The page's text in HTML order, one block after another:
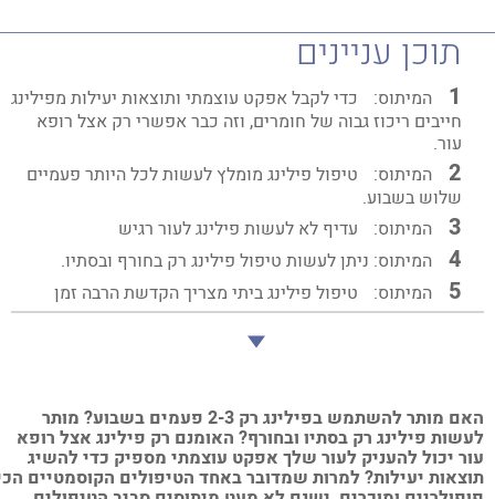
האם מותר להשתמש בפילינג רק 2-3 פעמים בשבוע? מותר
פילינג רק בסתיו ובחורף? האומנם רק פילינג אצל רופא
יכול להעניק לעור שלך אפקט עוצמתי מספיק כדי להשיג
יעילות? למרות שמדובר באחד הטיפולים הקוסמטיים הכי
תוכן עניינים
המיתוס: כדי לקבל אפקט עוצמתי ותוצאות יעילות מפילינג
חייבים ריכוז גבוה של חומרים, וזה כבר אפשרי רק אצל רופא
עור.
המיתוס: טיפול פילינג מומלץ לעשות לכל היותר פעמיים
שלוש בשבוע.
המיתוס: עדיף לא לעשות פילינג לעור רגיש
המיתוס: ניתן לעשות טיפול פילינג רק בחורף ובסתיו.
המיתוס: טיפול פילינג ביתי מצריך הקדשת הרבה זמן